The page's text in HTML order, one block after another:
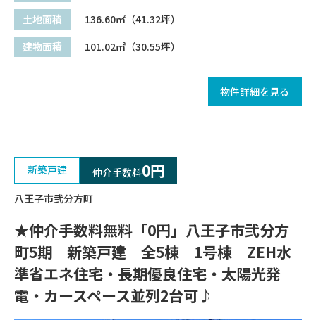
土地面積
136.60㎡（41.32坪）
建物面積
101.02㎡（30.55坪）
物件詳細を見る
新築戸建 仲介手数料0円
八王子市弐分方町
★仲介手数料無料「0円」八王子市弐分方
町5期 新築戸建 全5棟 1号棟 ZEH水
準省エネ住宅・長期優良住宅・太陽光発
電・カースペース並列2台可♪